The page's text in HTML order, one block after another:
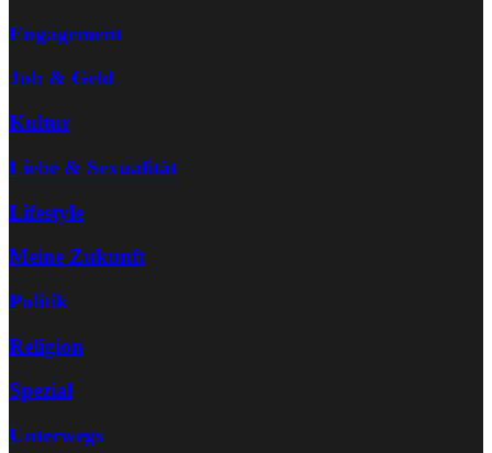
Engagement
Job & Geld
Kultur
Liebe & Sexualität
Lifestyle
Meine Zukunft
Politik
Religion
Spezial
Unterwegs